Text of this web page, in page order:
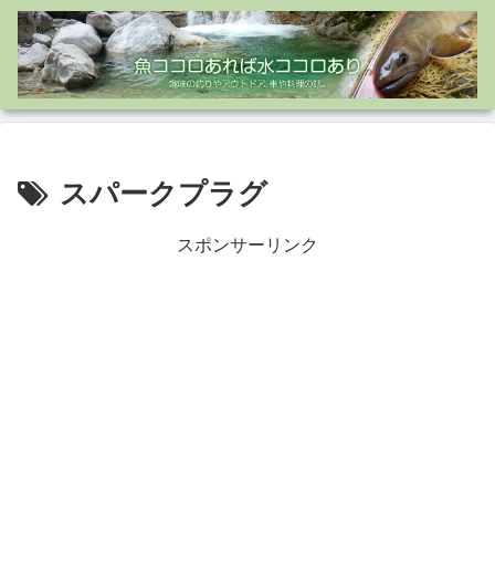
スパークプラグ
スポンサーリンク